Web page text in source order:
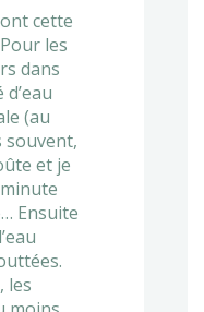
cette
les
dans
(au
souvent,
et je
Ensuite
les